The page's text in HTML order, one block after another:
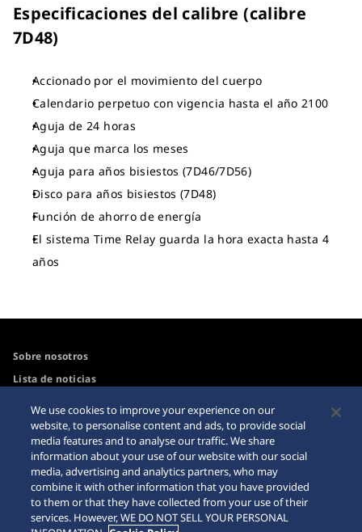
Especificaciones del calibre (calibre
7D48)
Accionado por el movimiento del cuerpo
Calendario perpetuo con vigencia hasta el año 2100
Aguja de 24 horas
Aguja que marca los meses
Aguja para años bisiestos (7D46/7D56)
Disco para años bisiestos (7D48)
Función de ahorro de energía
El sistema Time Relay guarda la hora exacta hasta 4
años
Sobre nosotros
Lista de noticias
Accesibilidad
Guía de uso del sitio web
Advertencia sobre
compras por Internet
Sitemap
We use cookies to improve your experience on our
website, to personalise content and ads, to provide social
media features and to analyse our traffic. We share
information about your use of our website with our social
media, advertising and analytics partners, who may
combine it with other information that you have provided
to them or that they have collected from your use of their
services. However, WE DO NOT SELL YOUR PERSONAL